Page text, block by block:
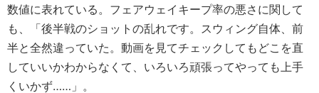
数値に表れている。フェアウェイキープ率の悪さに関して
も、「後半戦のショットの乱れです。スウィング自体、前
半と全然違っていた。動画を見てチェックしてもどこを直
していいかわからなくて、いろいろ頑張ってやっても上手
くいかず……」。